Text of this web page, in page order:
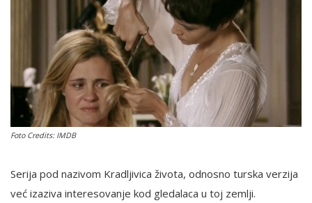
Register
English
Foto Credits: IMDB
Serija pod nazivom Kradljivica života, odnosno turska verzija
već izaziva interesovanje kod gledalaca u toj zemlji.